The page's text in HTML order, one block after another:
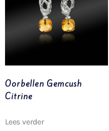
Oorbellen Gemcush
Citrine
Lees verder